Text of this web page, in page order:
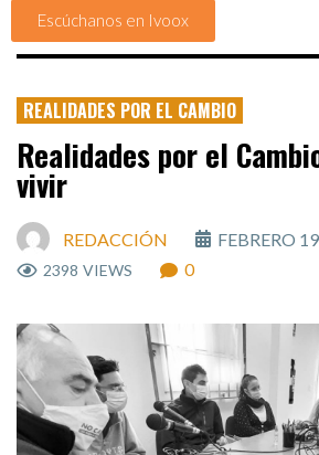
Escúchanos en Ivoox
REALIDADES POR EL CAMBIO
Realidades por el
vivir
REDACCIÓN FEBRERO
2398 VIEWS 0